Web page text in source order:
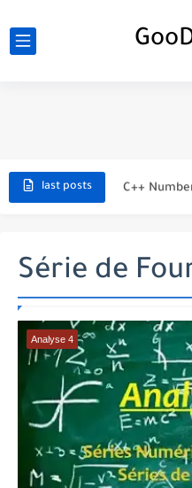
last posts C++
C++
La
Chute libre
Série de
Analyse 4